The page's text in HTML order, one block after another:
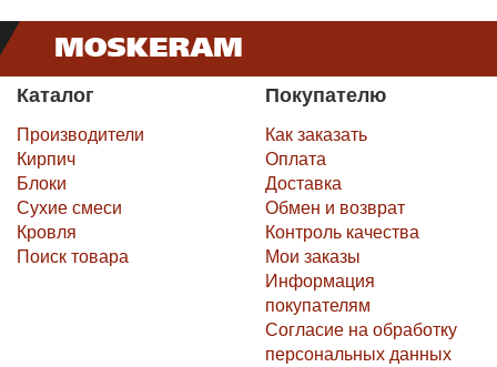
Каталог
Производители
Кирпич
Блоки
Сухие смеси
Кровля
Поиск товара
Покупателю
Как заказать
Оплата
Доставка
Обмен и возврат
Контроль качества
Мои заказы
Информация
покупателям
Согласие на обработку
персональных данных